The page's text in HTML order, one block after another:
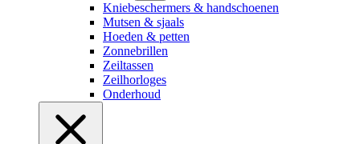
Kniebeschermers & handschoenen
Mutsen & sjaals
Hoeden & petten
Zonnebrillen
Zeiltassen
Zeilhorloges
Onderhoud